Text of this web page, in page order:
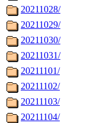
20211028/
20211029/
20211030/
20211031/
20211101/
20211102/
20211103/
20211104/